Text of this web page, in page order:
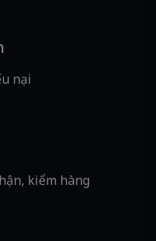
nại
kiểm hàng